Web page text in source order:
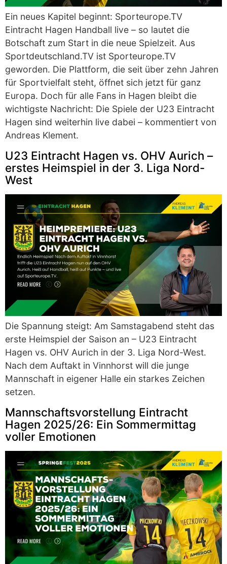
Ein neues Kapitel beginnt: Sporteurope.TV
Eintracht Hagen Handball live – so lautet die
Botschaft zum Start in die neue Spielzeit. Aus
Sportdeutschland.TV ist Sporteurope.TV
geworden. Die Plattform, die seit über zehn Jahren
für Sportvielfalt steht, öffnet sich jetzt für ganz
Europa. Doch für alle Fans in Hagen bleibt die
wichtigste Nachricht: Die Spiele der U23 Eintracht
Hagen sind weiterhin live dabei – kommentiert von
Andreas Klement.
U23 Eintracht Hagen vs. OHV Aurich –
erstes Heimspiel in der 3. Liga Nord-
West
Die Spannung steigt: Am Samstagabend steht das
erste Heimspiel der Saison an – U23 Eintracht
Hagen vs. OHV Aurich in der 3. Liga Nord-West.
Nach dem Auftakt in Vinnhorst will die junge
Mannschaft in eigener Halle ein starkes Zeichen
setzen.
Mannschaftsvorstellung Eintracht
Hagen 2025/26: Ein Sommermittag
voller Emotionen